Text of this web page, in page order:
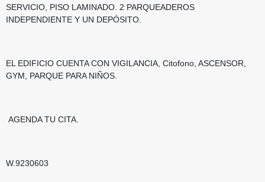
SERVICIO, PISO LAMINADO. 2 PARQUEADEROS
INDEPENDIENTE Y UN DEPÓSITO.
EL EDIFICIO CUENTA CON VIGILANCIA, Citofono, ASCENSOR,
GYM, PARQUE PARA NIÑOS.
AGENDA TU CITA.
W.9230603